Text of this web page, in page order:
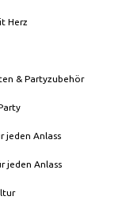
Herz
& Partyzubehör
jeden Anlass
jeden Anlass